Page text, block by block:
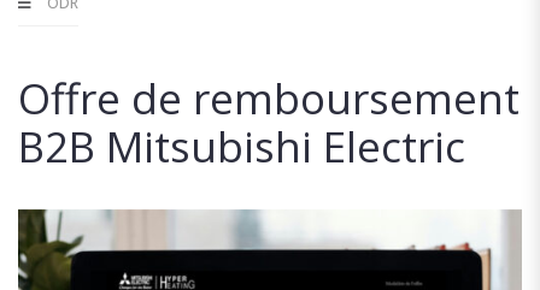
Offre de remboursement
B2B Mitsubishi Electric